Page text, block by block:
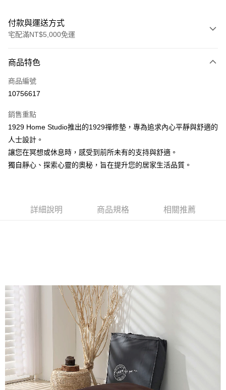
付款與運送方式
宅配滿NT$5,000免運
信用卡一次付款
ATM付款
運送方式
新竹物流
每筆NT$100，滿NT$5,000(含以上)免運費
商品特色
商品編號
10756617
銷售重點
1929 Home Studio推出的1929禪修墊，專為追求內心平靜與舒適的
人士設計。
讓您在冥想或休息時，感受到前所未有的支持與舒適。
獨自靜心、探索心靈的奧秘，旨在提升您的居家生活品質。
詳細說明 商品規格 相關推薦